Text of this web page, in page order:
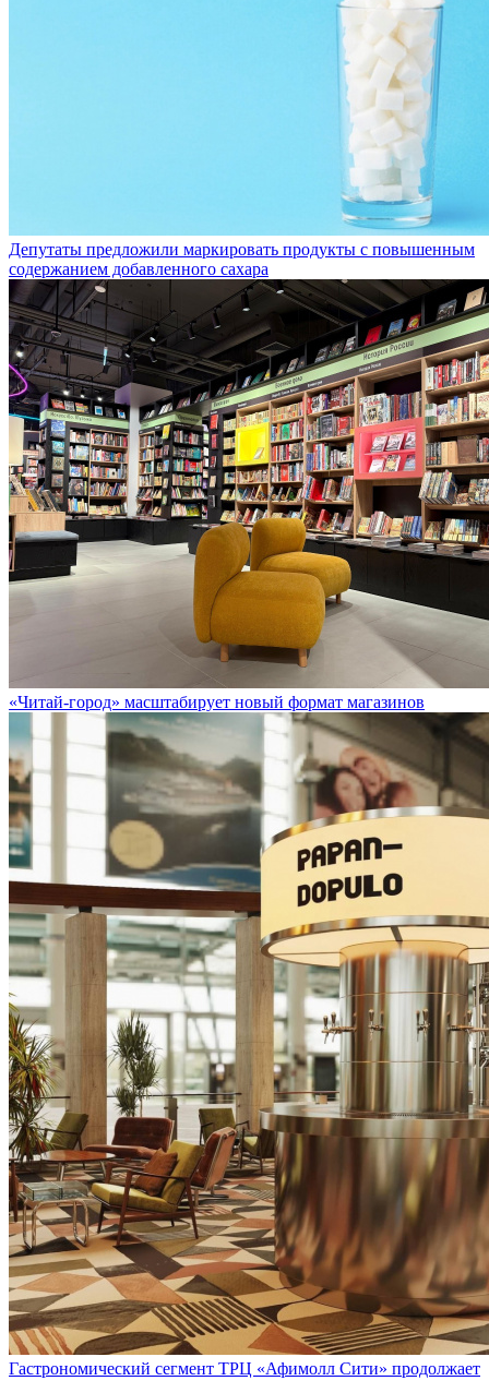
Депутаты предложили маркировать продукты с повышенным
содержанием добавленного сахара
«Читай-город» масштабирует новый формат магазинов
Гастрономический сегмент ТРЦ «Афимолл Сити» продолжает
расширяться